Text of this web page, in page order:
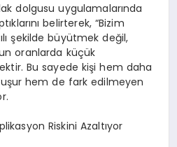
dolgusu uygulamalarında
belirterek, “Bizim
şekilde büyütmek değil,
oranlarda küçük
Bu sayede kişi hem daha
hem de fark edilmeyen
Riskini Azaltıyor